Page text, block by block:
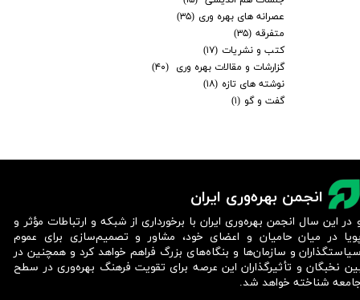
عصرانه های بهره وری (۳۵)
متفرقه (۳۵)
کتب و نشریات (۱۷)
گزارشات و مقالات بهره وری
(۴۰)
نوشته های تازه (۱۸)
گفت و گو (۱)
انجمن بهره‌وری ایران
در این سال انجمن بهره‌وری ایران با برخورداری از شبکه و ارتباطات مؤثر و
در میان حامیان و اعضای خود، مشاور و تصمیم‌سازی برای عموم
و سازمان‌ها و بنگاه‌های بزرگ فراهم خواهد کرد و همچنین در
نخبگان و تأثیرگذاران این عرصه برای تقویت فرهنگ بهره‌وری در سطح
شناخته خواهد شد.​​​​​​​